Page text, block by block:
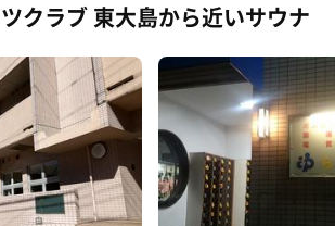
クラブ 東大島から近いサウナ